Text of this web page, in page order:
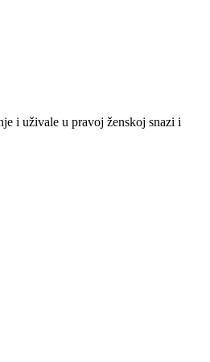
i uživale u pravoj ženskoj snazi i